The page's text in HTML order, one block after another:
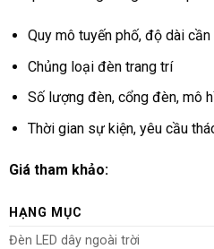
Quy mô tuyến phố, độ dài
Chủng loại đèn trang trí
Số lượng đèn, cổng đèn, mô
Thời gian sự kiện, yêu cầu
Giá tham khảo:
HẠNG MỤC
Đèn LED dây ngoài trời